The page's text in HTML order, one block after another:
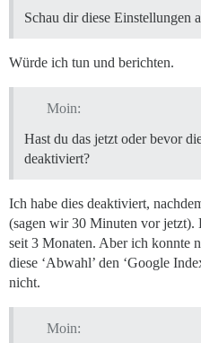
Schau dir diese Einstellungen
Würde ich tun und berichten.
Moin:
Hast du das jetzt oder bevor
deaktiviert?
Ich habe dies deaktiviert,
(sagen wir 30 Minuten vor jetzt).
seit 3 Monaten. Aber ich konnte
diese ‘Abwahl’ den ‘Google
nicht.
Moin: